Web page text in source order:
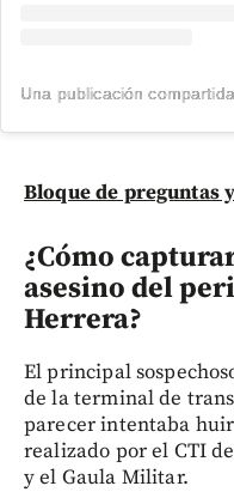
Bloque de preguntas
¿Cómo
asesino del
Herrera?
El principal
de la terminal de
parecer intentaba
realizado por el CTI
y el Gaula Militar.